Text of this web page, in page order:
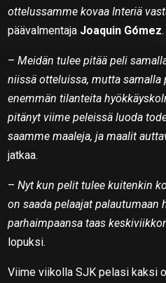
ottelussamme kovaa Interiä
päävalmentaja Joaquin Gómez.
–Meidän tulee pitää peli
niissä otteluissa, mutta samalla
enemmän tilanteita
pitänyt viime peleissä luoda
saamme maaleja, ja maalit
jatkaa.
–Nyt kun pelit tulee kuitenkin
on saada pelaajat palautumaan
parhaimpaansa taas
lopuksi.
Viime viikolla SJK pelasi kaksi